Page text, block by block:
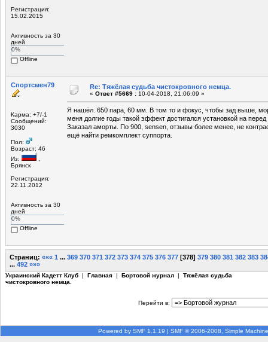
Регистрация:
15.02.2015
Активность за 30
дней
0%
Offline
Спортсмен79
Карма: +7/-1
Сообщений:
3030
Пол:
Возраст: 46
Из:
Брянск
Регистрация:
22.11.2012
Активность за 30
дней
0%
Offline
Re: Тяжёлая судьба чистокровного немца.
« Ответ #5669 : 10-04-2018, 21:06:09 »
Я нашёл. 650 пара, 60 мм. В том то и фокус, чтобы зад выше,
меня долгие годы такой эффект достигался установкой на
Заказал аморты. По 900, sensen, отзывы более менее, не
ещё найти ремкомплект суппорта.
Страниц: ««« 1 ... 369 370 371 372 373 374 375 376 377 [378] 379 380 381 382 383
... 492 »»»
Украинский Кадетт Клуб | Главная | Бортовой журнал | Тяжёлая судьба
чистокровного немца.
Перейти в:
Powered by SMF 1.1.19 | SMF © 2006-2008, Simple